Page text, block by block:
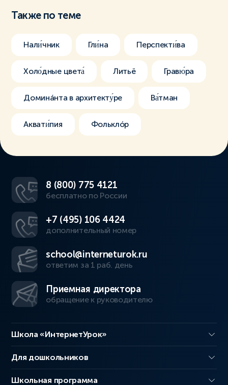
Также по теме
Нали́чник Гли́на Перспекти́ва
Холо́дные цвета́ Литьё Гравю́ра
Доминáнта в архитекту́ре Ва́тман
Аквати́пия Фольклóр
8 (800) 775 4121
бесплатно по России
+7 (495) 106 4424
дополнительный номер
school@interneturok.ru
ответим за 1 раб. день
Приемная директора
обращение к руководителю
Школа «ИнтернетУрок»
Для дошкольников
Школьная программа